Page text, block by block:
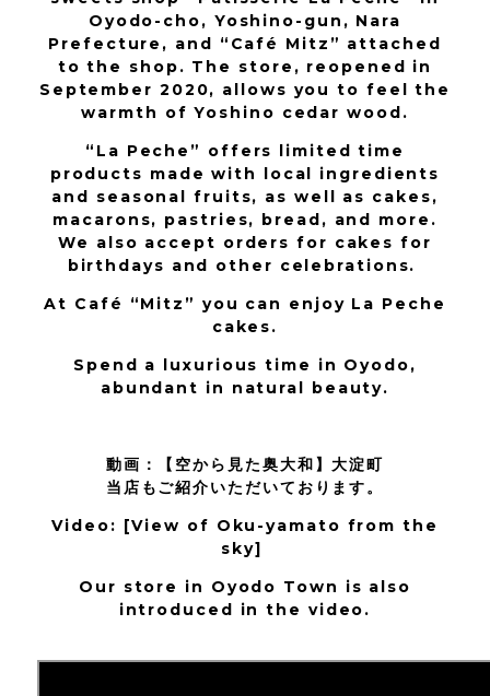
Oyodo-cho, Yoshino-gun, Nara
Prefecture, and “Café Mitz” attached
to the shop. The store, reopened in
September 2020, allows you to feel the
warmth of Yoshino cedar wood.
“La Peche” offers limited time
products made with local ingredients
and seasonal fruits, as well as cakes,
macarons, pastries, bread, and more.
We also accept orders for cakes for
birthdays and other celebrations.
At Café “Mitz” you can enjoy La Peche
cakes.
Spend a luxurious time in Oyodo,
abundant in natural beauty.
動画：【空から見た奥大和】大淀町
当店もご紹介いただいております。
Video: [View of Oku-yamato from the
sky]
Our store in Oyodo Town is also
introduced in the video.